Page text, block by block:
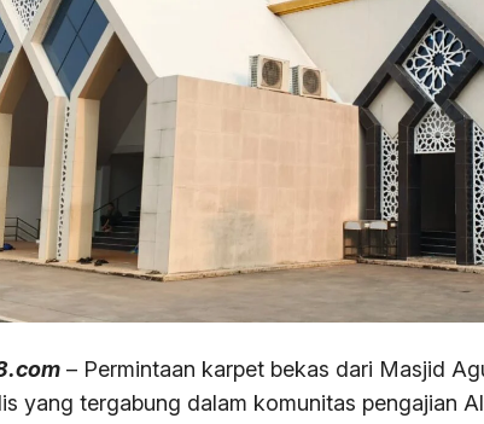
– Permintaan karpet bekas dari Masjid
yang tergabung dalam komunitas pengajian